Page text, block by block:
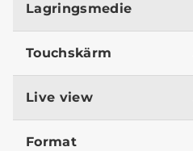
Lagringsmedie
Touchskärm
Live view
Format